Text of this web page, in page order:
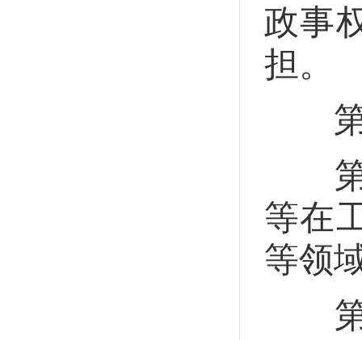
政事
担。
第
第
等在
等领
第